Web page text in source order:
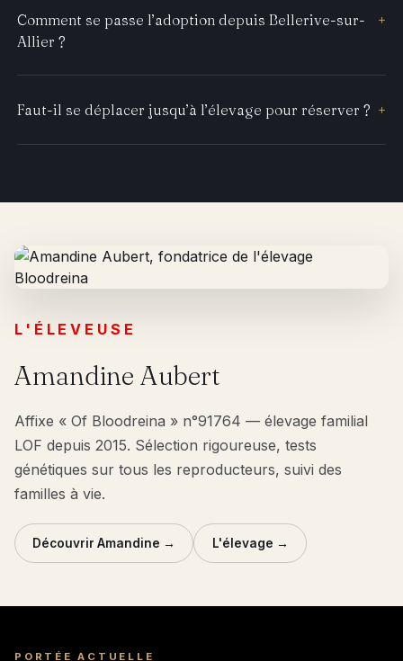
Comment se passe l’adoption depuis Bellerive-sur-
Allier ?
+
Faut-il se déplacer jusqu’à l’élevage pour réserver ? +
L'ÉLEVEUSE
Amandine Aubert
Affixe « Of Bloodreina » n°91764 — élevage familial
LOF depuis 2015. Sélection rigoureuse, tests
génétiques sur tous les reproducteurs, suivi des
familles à vie.
Découvrir Amandine → L'élevage →
PORTÉE ACTUELLE